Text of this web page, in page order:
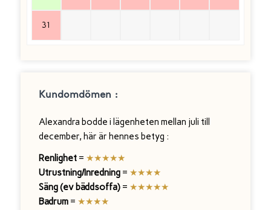
31
Kundomdömen :
Alexandra bodde i lägenheten mellan juli till
december, här är hennes betyg :
Renlighet= ★★★★★
Utrustning/Inredning= ★★★★
Säng (ev bäddsoffa)= ★★★★★
Badrum= ★★★★